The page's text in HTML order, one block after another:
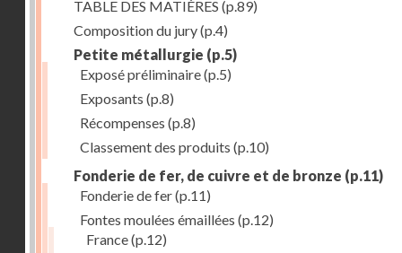
TABLE DES MATIÈRES (p.89)
Composition du jury(p.4)
Petite métallurgie (p.5)
Exposé préliminaire(p.5)
Exposants (p.8)
Récompenses (p.8)
Classement des produits (p.10)
Fonderie de fer, de cuivre et de bronze (p.11)
Fonderie de fer(p.11)
Fontes moulées émaillées (p.12)
France(p.12)